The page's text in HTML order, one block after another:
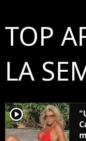
TOP
LA
player2